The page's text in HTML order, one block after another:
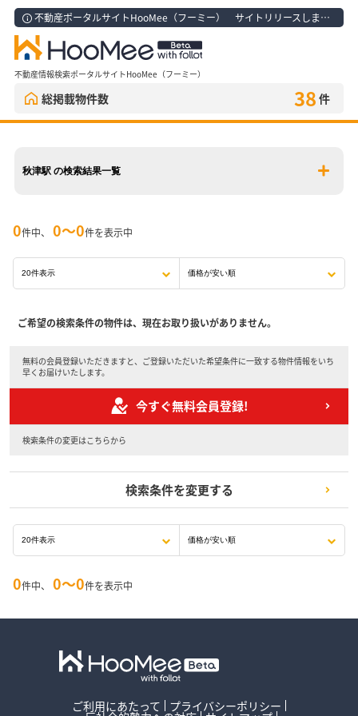
不動産ポータルサイトHooMee（フーミー） サイトリリースしました！
不動産情報検索ポータルサイトHooMee（フーミー）
総掲載物件数 38 件
秋津駅 の検索結果一覧
0件中、 0〜0件を表示中
ご希望の検索条件の物件は、現在お取り扱いがありません。
無料の会員登録いただきますと、ご登録いただいた希望条件に一致する物件情報をいち
早くお届けいたします。
今すぐ無料会員登録!
検索条件の変更はこちらから
検索条件を変更する
0件中、 0〜0件を表示中
ご利用にあたって プライバシーポリシー